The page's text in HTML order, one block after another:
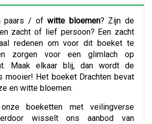
paars / ofwitte bloemen? Zijn de
zacht of lief persoon? Een zacht
redenen om voor dit boeket te
zorgen voor een glimlach op
Maak elkaar blij, dan wordt de
mooier! Het boeket Drachten bevat
en witte bloemen.
boeketten met veilingverse
wisselt ons aanbod van